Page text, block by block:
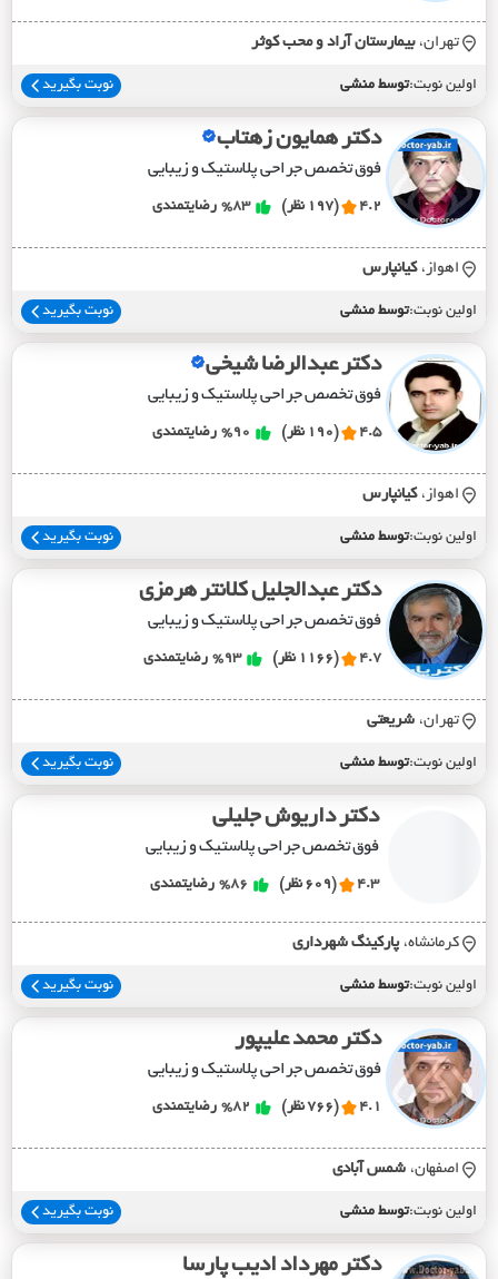
تهران، بيمارستان آراد و محب کوثر
اولین نوبت:توسط منشی نوبت بگیرید
دکتر همایون زهتاب
فوق تخصص جراحی پلاستیک و زیبایی
4.2 (197 نظر) %83 رضایتمندی
اهواز، کيانپارس
اولین نوبت:توسط منشی نوبت بگیرید
دکتر عبدالرضا شیخی
فوق تخصص جراحی پلاستیک و زیبایی
4.5 (190 نظر) %90 رضایتمندی
اهواز، کيانپارس
اولین نوبت:توسط منشی نوبت بگیرید
دکتر عبدالجلیل کلانتر هرمزی
فوق تخصص جراحی پلاستیک و زیبایی
4.7 (1166 نظر) %93 رضایتمندی
تهران، شريعتي
اولین نوبت:توسط منشی نوبت بگیرید
دکتر داریوش جلیلی
فوق تخصص جراحی پلاستیک و زیبایی
4.3 (609 نظر) %86 رضایتمندی
کرمانشاه، پارکينگ شهرداري
اولین نوبت:توسط منشی نوبت بگیرید
دکتر محمد علیپور
فوق تخصص جراحی پلاستیک و زیبایی
4.1 (766 نظر) %82 رضایتمندی
اصفهان، شمس آبادي
اولین نوبت:توسط منشی نوبت بگیرید
دکتر مهرداد ادیب پارسا